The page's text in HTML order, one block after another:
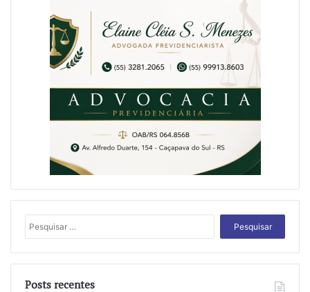
por:
Posts recentes